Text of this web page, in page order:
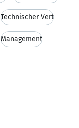
Technischer Vert
Management